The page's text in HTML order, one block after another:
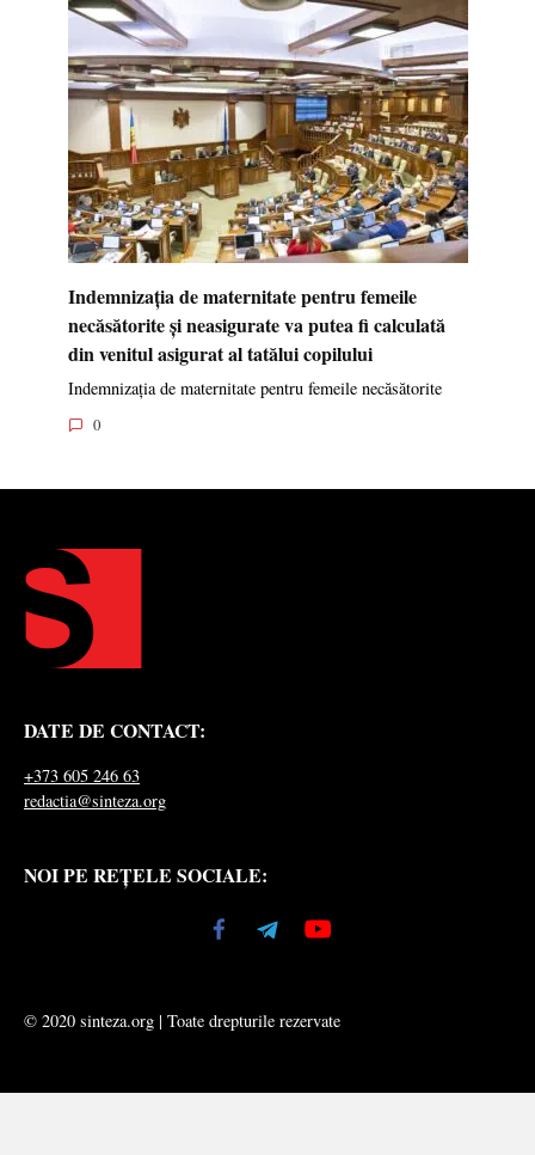
Indemnizația de maternitate pentru femeile
necăsătorite și neasigurate va putea fi calculată
din venitul asigurat al tatălui copilului
Indemnizația de maternitate pentru femeile necăsătorite
0
DATE DE CONTACT:
+373 605 246 63
redactia@sinteza.org
NOI PE REȚELE SOCIALE:
© 2020 sinteza.org | Toate drepturile rezervate